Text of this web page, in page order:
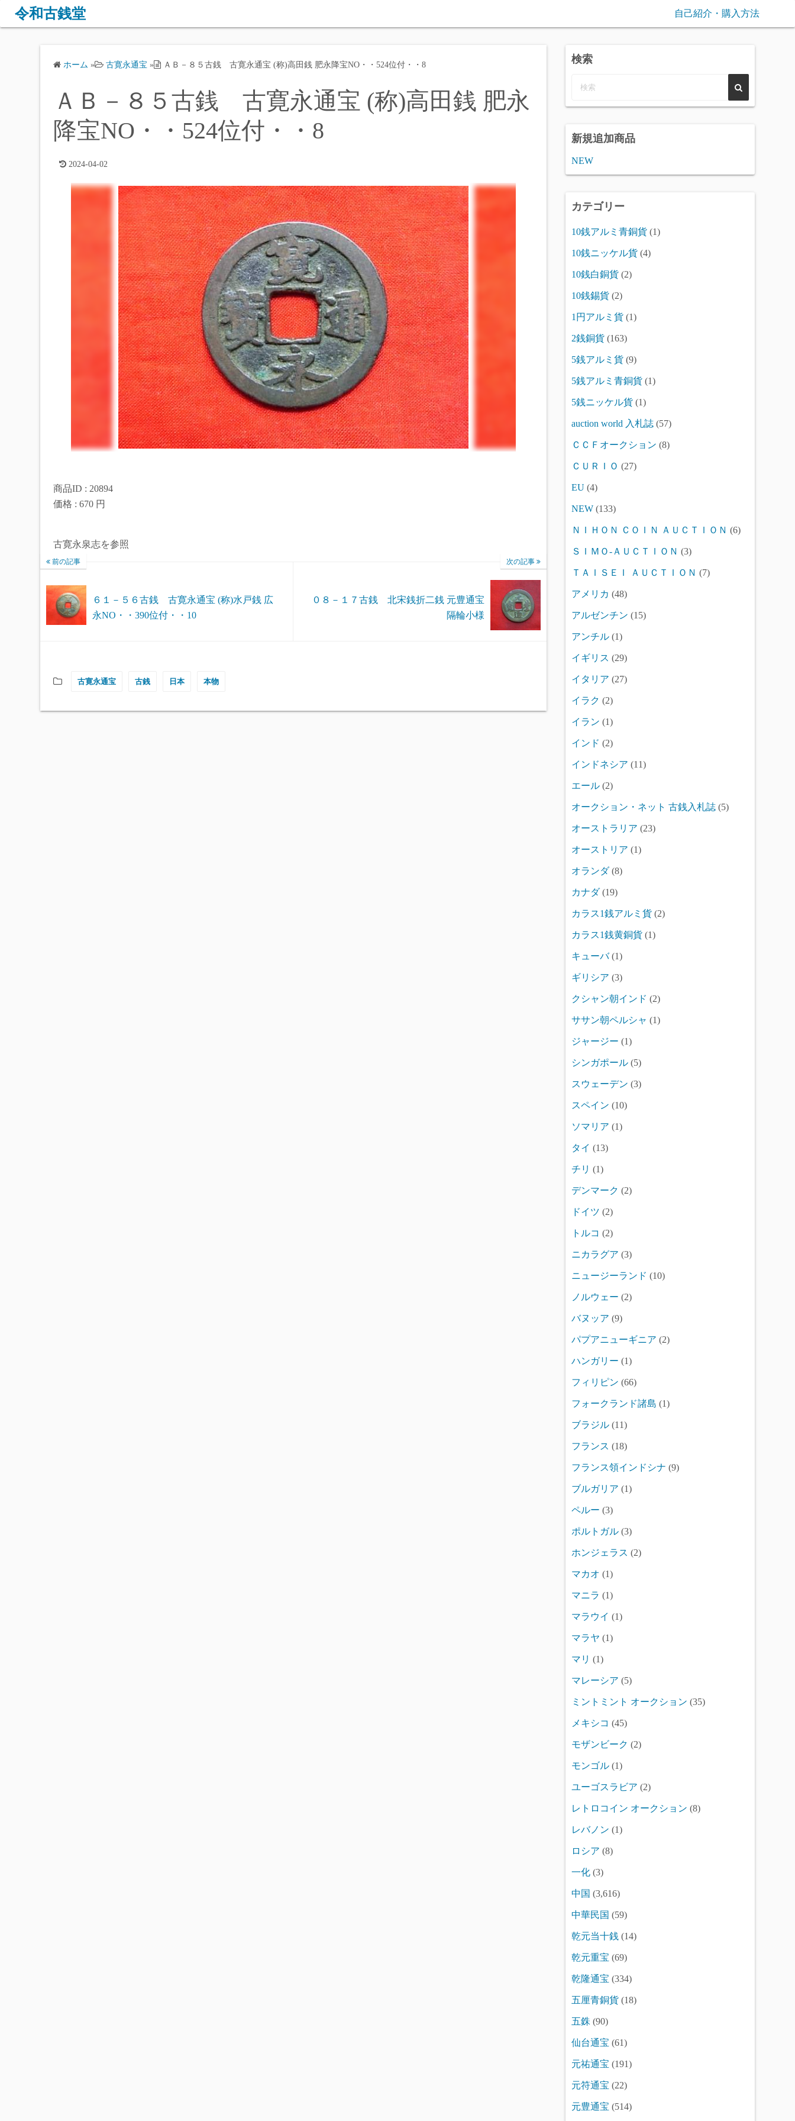
令和古銭堂 自己紹介・購入方法
ホーム » 古寛永通宝 » ＡＢ－８５古銭 古寛永通宝 (称)高田銭 肥永降宝NO・・524位付・・8
ＡＢ－８５古銭 古寛永通宝 (称)高田銭 肥永
降宝NO・・524位付・・8
2024-04-02
商品ID : 20894
価格 : 670 円
古寛永泉志を参照
前の記事
６１－５６古銭 古寛永通宝 (称)水戸銭 広
永NO・・390位付・・10
次の記事
０８－１７古銭 北宋銭折二銭 元豊通宝
隔輪小様
古寛永通宝 古銭 日本 本物
検索
新規追加商品
NEW
カテゴリー
10銭アルミ青銅貨 (1)
10銭ニッケル貨 (4)
10銭白銅貨 (2)
10銭錫貨 (2)
1円アルミ貨 (1)
2銭銅貨 (163)
5銭アルミ貨 (9)
5銭アルミ青銅貨 (1)
5銭ニッケル貨 (1)
auction world 入札誌 (57)
ＣＣＦオークション (8)
ＣＵＲＩＯ (27)
EU (4)
NEW (133)
ＮＩＨＯＮ ＣＯＩＮ ＡＵＣＴＩＯＮ (6)
ＳＩＭＯ-ＡＵＣＴＩＯＮ (3)
ＴＡＩＳＥＩ ＡＵＣＴＩＯＮ (7)
アメリカ (48)
アルゼンチン (15)
アンチル (1)
イギリス (29)
イタリア (27)
イラク (2)
イラン (1)
インド (2)
インドネシア (11)
エール (2)
オークション・ネット 古銭入札誌 (5)
オーストラリア (23)
オーストリア (1)
オランダ(8)
カナダ(19)
カラス1銭アルミ貨 (2)
カラス1銭黄銅貨 (1)
キューバ(1)
ギリシア (3)
クシャン朝インド (2)
ササン朝ペルシャ (1)
ジャージー (1)
シンガポール (5)
スウェーデン (3)
スペイン (10)
ソマリア (1)
タイ (13)
チリ (1)
デンマーク (2)
ドイツ (2)
トルコ (2)
ニカラグア (3)
ニュージーランド (10)
ノルウェー (2)
バヌッア (9)
パプアニューギニア (2)
ハンガリー (1)
フィリピン (66)
フォークランド諸島 (1)
ブラジル (11)
フランス (18)
フランス領インドシナ (9)
ブルガリア (1)
ペルー (3)
ポルトガル (3)
ホンジェラス (2)
マカオ (1)
マニラ (1)
マラウイ (1)
マラヤ (1)
マリ (1)
マレーシア (5)
ミントミント オークション (35)
メキシコ (45)
モザンビーク (2)
モンゴル (1)
ユーゴスラビア (2)
レトロコイン オークション (8)
レバノン (1)
ロシア (8)
一化 (3)
中国 (3,616)
中華民国 (59)
乾元当十銭 (14)
乾元重宝 (69)
乾隆通宝 (334)
五厘青銅貨 (18)
五銖 (90)
仙台通宝 (61)
元祐通宝 (191)
元符通宝 (22)
元豊通宝 (514)